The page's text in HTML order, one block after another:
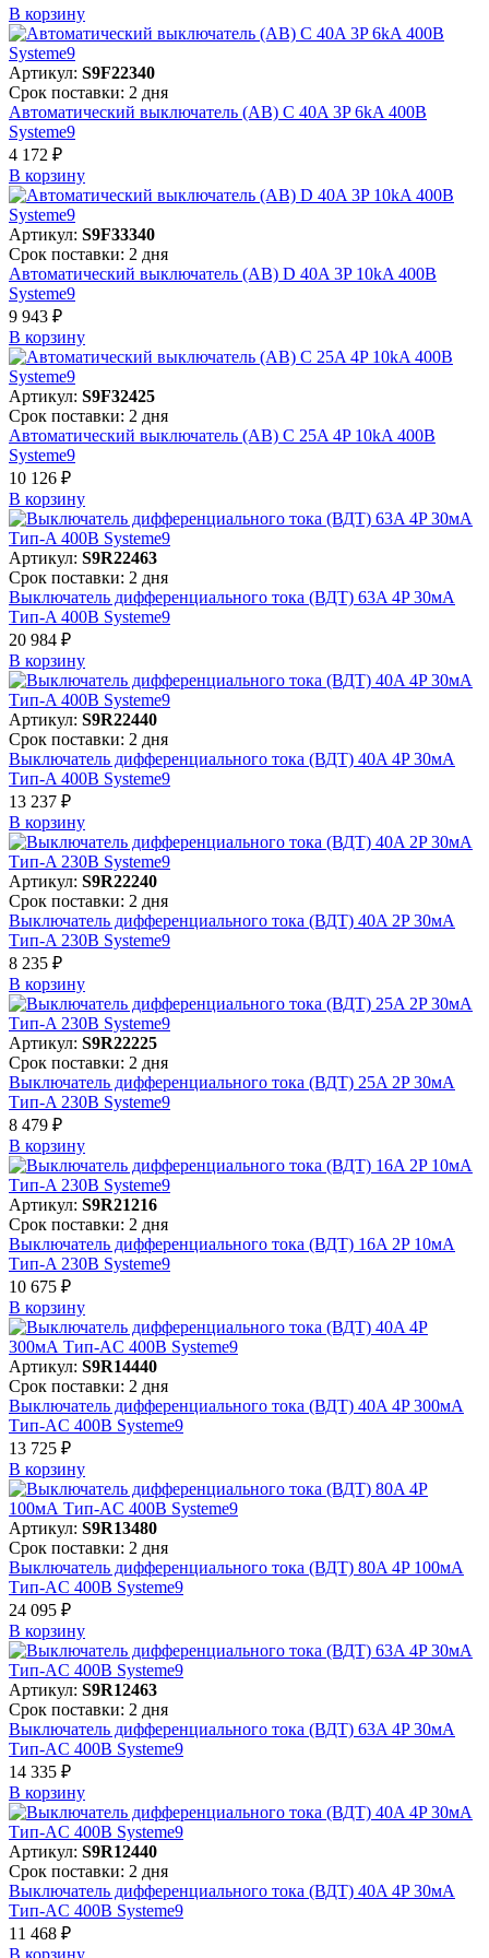
В корзинy
Артикул: S9F22340
Срок поставки: 2 дня
Автоматический выключатель (АВ) C 40A 3P 6kA 400В
Systeme9
4 172 ₽
В корзинy
Артикул: S9F33340
Срок поставки: 2 дня
Автоматический выключатель (АВ) D 40A 3P 10kA 400В
Systeme9
9 943 ₽
В корзинy
Артикул: S9F32425
Срок поставки: 2 дня
Автоматический выключатель (АВ) C 25A 4P 10kA 400В
Systeme9
10 126 ₽
В корзинy
Артикул: S9R22463
Срок поставки: 2 дня
Выключатель дифференциального тока (ВДТ) 63A 4P 30мА
Тип-A 400В Systeme9
20 984 ₽
В корзинy
Артикул: S9R22440
Срок поставки: 2 дня
Выключатель дифференциального тока (ВДТ) 40A 4P 30мА
Тип-A 400В Systeme9
13 237 ₽
В корзинy
Артикул: S9R22240
Срок поставки: 2 дня
Выключатель дифференциального тока (ВДТ) 40A 2P 30мА
Тип-A 230В Systeme9
8 235 ₽
В корзинy
Артикул: S9R22225
Срок поставки: 2 дня
Выключатель дифференциального тока (ВДТ) 25A 2P 30мА
Тип-A 230В Systeme9
8 479 ₽
В корзинy
Артикул: S9R21216
Срок поставки: 2 дня
Выключатель дифференциального тока (ВДТ) 16A 2P 10мА
Тип-A 230В Systeme9
10 675 ₽
В корзинy
Артикул: S9R14440
Срок поставки: 2 дня
Выключатель дифференциального тока (ВДТ) 40A 4P 300мА
Тип-AC 400В Systeme9
13 725 ₽
В корзинy
Артикул: S9R13480
Срок поставки: 2 дня
Выключатель дифференциального тока (ВДТ) 80A 4P 100мА
Тип-AC 400В Systeme9
24 095 ₽
В корзинy
Артикул: S9R12463
Срок поставки: 2 дня
Выключатель дифференциального тока (ВДТ) 63A 4P 30мА
Тип-AC 400В Systeme9
14 335 ₽
В корзинy
Артикул: S9R12440
Срок поставки: 2 дня
Выключатель дифференциального тока (ВДТ) 40A 4P 30мА
Тип-AC 400В Systeme9
11 468 ₽
В корзинy